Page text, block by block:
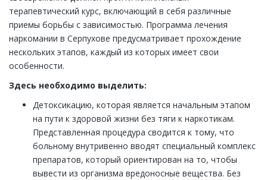
терапевтический курс, включающий в себя различные
приемы борьбы с зависимостью. Программа лечения
наркомании в Серпухове предусматривает прохождение
нескольких этапов, каждый из которых имеет свои
особенности.
Здесь необходимо выделить:
Детоксикацию, которая является начальным этапом
на пути к здоровой жизни без тяги к наркотикам.
Представленная процедура сводится к тому, что
больному внутривенно вводят специальный комплекс
препаратов, который ориентирован на то, чтобы
вывести из организма вредоносные вещества. Без